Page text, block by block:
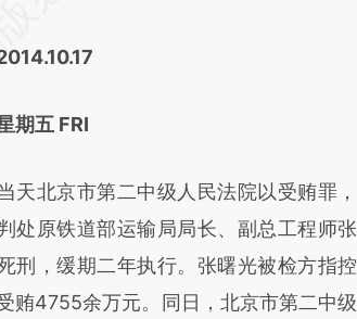
五 FRI
北京市第二中级人民法院以受贿罪，
处原铁道部运输局局长、副总工程师张
刑，缓期二年执行。张曙光被检方指控
贿4755余万元。同日，北京市第二中级